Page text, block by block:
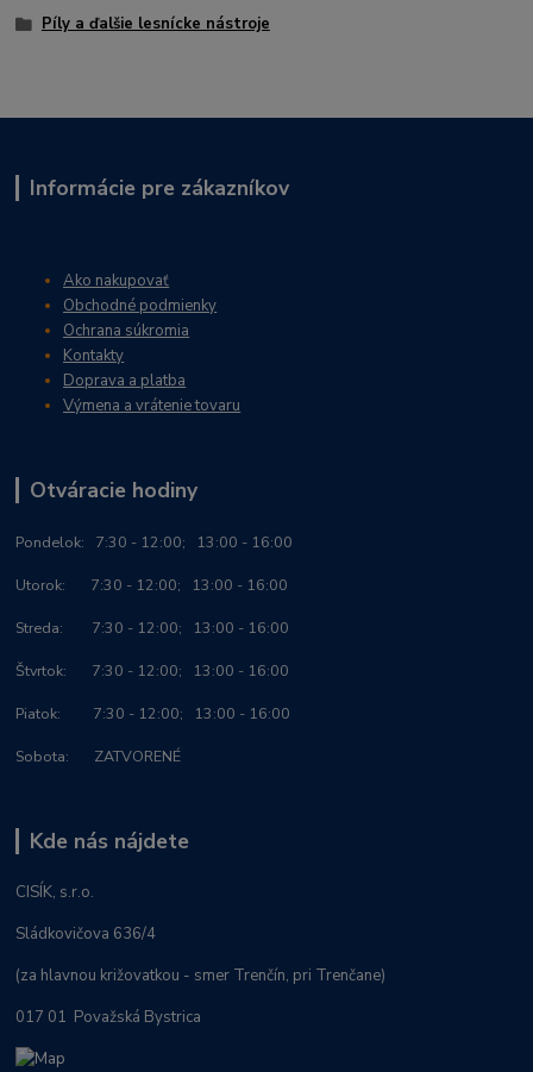
Píly a ďalšie lesnícke nástroje
Informácie pre zákazníkov
Ako nakupovať
Obchodné podmienky
Ochrana súkromia
Kontakty
Doprava a platba
Výmena a vrátenie tovaru
Otváracie hodiny
Pondelok: 7:30 - 12:00; 13:00 - 16:00
Utorok: 7:30 - 12:00; 13:00 - 16:00
Streda: 7:30 - 12:00; 13:00 - 16:00
Štvrtok: 7:30 - 12:00; 13:00 - 16:00
Piatok: 7:30 - 12:00; 13:00 - 16:00
Sobota: ZATVORENÉ
Kde nás nájdete
CISÍK, s.r.o.
Sládkovičova 636/4
(za hlavnou križovatkou - smer Trenčín, pri Trenčane)
017 01 Považská Bystrica